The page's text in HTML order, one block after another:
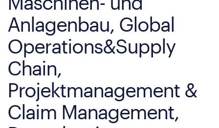
Anlagenbau, Global
Operations&Supply
Chain,
Projektmanagement &
Claim Management,